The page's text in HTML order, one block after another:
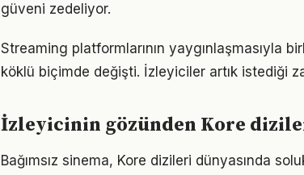
güveni zedeliyor.
Streaming platformlarının yaygınlaşmasıyla
köklü biçimde değişti. İzleyiciler artık istediği
İzleyicinin gözünden Kore
Bağımsız sinema, Kore dizileri dünyasında